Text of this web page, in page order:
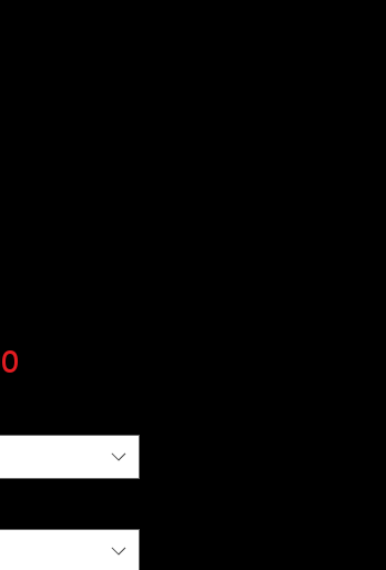
價